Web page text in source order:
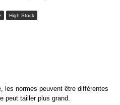
High Stock
les normes peuvent être différentes
peut tailler plus grand.